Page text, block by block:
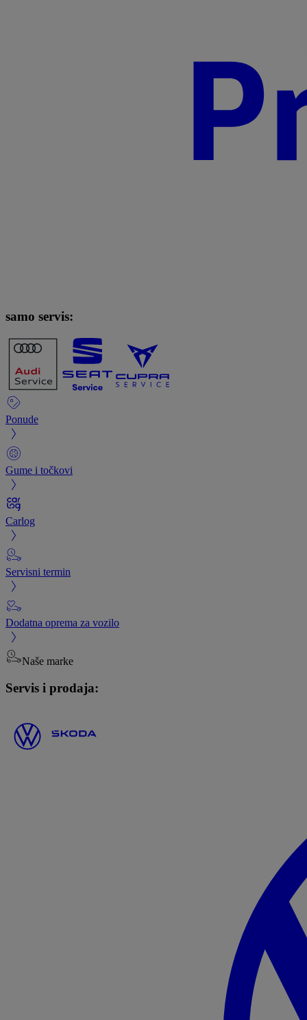
samo servis:
Ponude
Gume i točkovi
Carlog
Servisni termin
Dodatna oprema za vozilo
Naše marke
Servis i prodaja: